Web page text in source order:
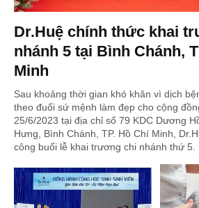
Dr.Huệ chính thức khai
nhánh 5 tại Bình Chánh,
Minh
Sau khoảng thời gian khó khăn vì dịch
theo đuổi sứ mệnh làm đẹp cho cộng
25/6/2023 tại địa chỉ số 79 KDC Dương
Hưng, Bình Chánh, TP. Hồ Chí Minh,
công buổi lễ khai trương chi nhánh thứ 5.